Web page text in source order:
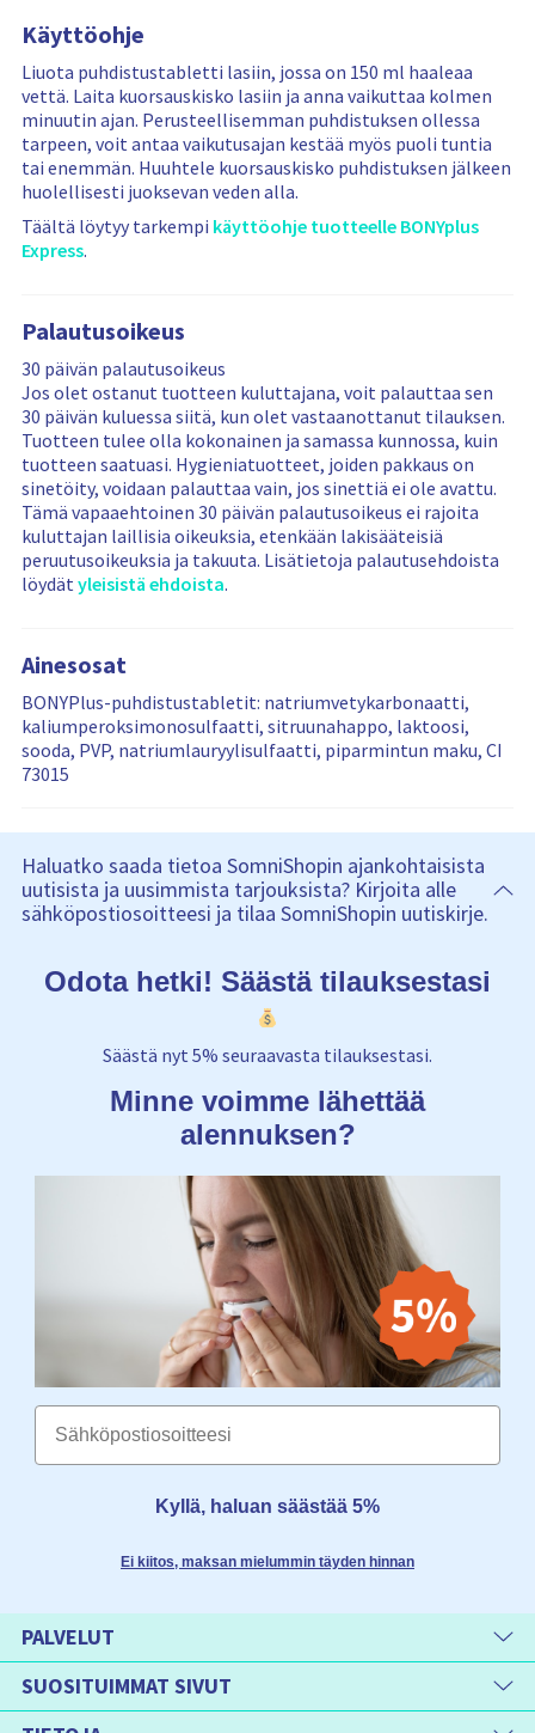
tKäyttöohje
Liuota puhdistustabletti lasiin, jossa on 150 ml haaleaa
vettä. Laita kuorsauskisko lasiin ja anna vaikuttaa kolmen
minuutin ajan. Perusteellisemman puhdistuksen ollessa
tarpeen, voit antaa vaikutusajan kestää myös puoli tuntia
tai enemmän. Huuhtele kuorsauskisko puhdistuksen jälkeen
huolellisesti juoksevan veden alla.
Täältä löytyy tarkempi käyttöohje tuotteelle BONYplus
Express.
Palautusoikeus
30 päivän palautusoikeus
Jos olet ostanut tuotteen kuluttajana, voit palauttaa sen
30 päivän kuluessa siitä, kun olet vastaanottanut tilauksen.
Tuotteen tulee olla kokonainen ja samassa kunnossa, kuin
tuotteen saatuasi. Hygieniatuotteet, joiden pakkaus on
sinetöity, voidaan palauttaa vain, jos sinettiä ei ole avattu.
Tämä vapaaehtoinen 30 päivän palautusoikeus ei rajoita
kuluttajan laillisia oikeuksia, etenkään lakisääteisiä
peruutusoikeuksia ja takuuta. Lisätietoja palautusehdoista
löydät yleisistä ehdoista.
Ainesosat
BONYPlus-puhdistustabletit: natriumvetykarbonaatti,
kaliumperoksimonosulfaatti, sitruunahappo, laktoosi,
sooda, PVP, natriumlauryylisulfaatti, piparmintun maku, CI
73015
Haluatko saada tietoa SomniShopin ajankohtaisista
uutisista ja uusimmista tarjouksista? Kirjoita alle
sähköpostiosoitteesi ja tilaa SomniShopin uutiskirje.
Odota hetki! Säästä tilauksestasi
Säästä nyt 5% seuraavasta tilauksestasi.
Minne voimme lähettää
alennuksen?
Email
Kyllä, haluan säästää 5%
Ei kiitos, maksan mielummin täyden hinnan
PALVELUT
SUOSITUIMMAT SIVUT